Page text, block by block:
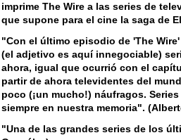
imprime The Wire a las series de
que supone para el cine la saga de
"Con el último episodio de 'The
(el adjetivo es aquí innegociable)
ahora, igual que ocurrió con el
partir de ahora televidentes del
poco (¡un mucho!) náufragos.
siempre en nuestra memoria".
"Una de las grandes series de los